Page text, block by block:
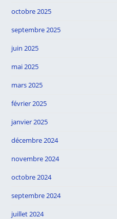
octobre 2025
septembre 2025
juin 2025
mai 2025
mars 2025
février 2025
janvier 2025
décembre 2024
novembre 2024
octobre 2024
septembre 2024
juillet 2024